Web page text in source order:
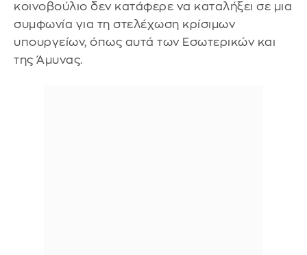
κοινοβούλιο δεν κατάφερε να καταλήξει σε μια
συμφωνία για τη στελέχωση κρίσιμων
υπουργείων, όπως αυτά των Εσωτερικών και
της Άμυνας.